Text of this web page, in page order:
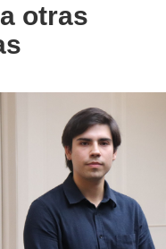
otras